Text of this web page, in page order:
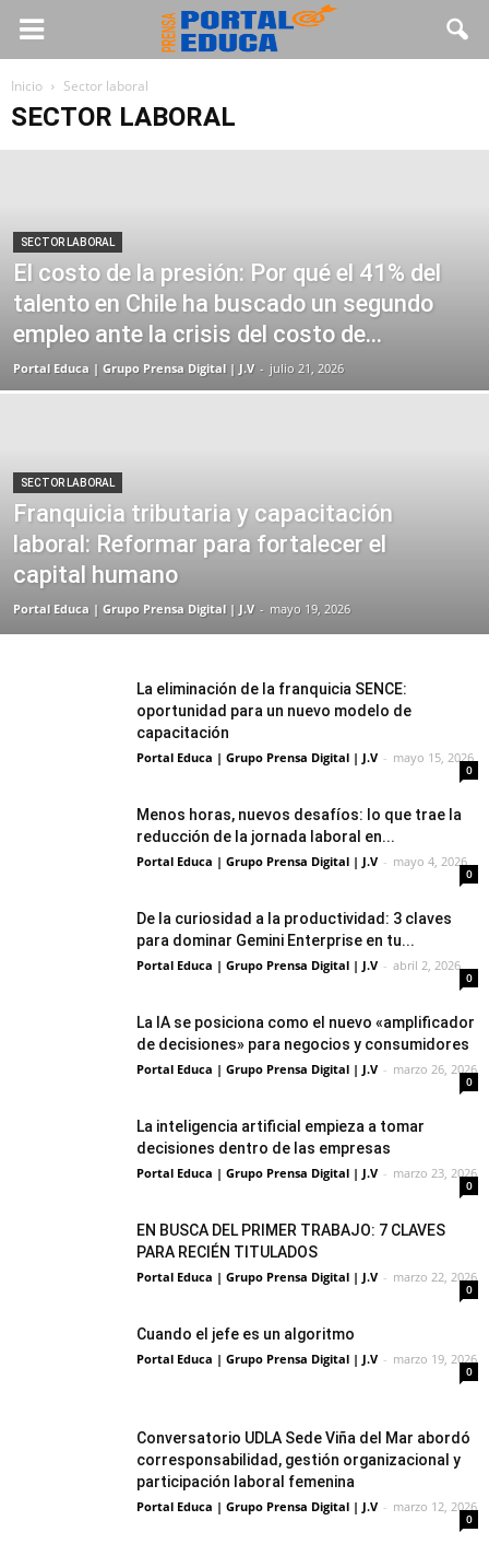
Inicio Sector laboral
SECTOR LABORAL
SECTOR LABORAL
El costo de la presión: Por qué el 41% del
talento en Chile ha buscado un segundo
empleo ante la crisis del costo de...
Portal Educa | Grupo Prensa Digital | J.V - julio 21, 2026
SECTOR LABORAL
Franquicia tributaria y capacitación
laboral: Reformar para fortalecer el
capital humano
Portal Educa | Grupo Prensa Digital | J.V - mayo 19, 2026
La eliminación de la franquicia SENCE:
oportunidad para un nuevo modelo de
capacitación
Portal Educa | Grupo Prensa Digital | J.V - mayo 15, 2026
0
Menos horas, nuevos desafíos: lo que trae la
reducción de la jornada laboral en...
Portal Educa | Grupo Prensa Digital | J.V - mayo 4, 2026
0
De la curiosidad a la productividad: 3 claves
para dominar Gemini Enterprise en tu...
Portal Educa | Grupo Prensa Digital | J.V - abril 2, 2026
0
La IA se posiciona como el nuevo «amplificador
de decisiones» para negocios y consumidores
Portal Educa | Grupo Prensa Digital | J.V - marzo 26, 2026
0
La inteligencia artificial empieza a tomar
decisiones dentro de las empresas
Portal Educa | Grupo Prensa Digital | J.V - marzo 23, 2026
0
EN BUSCA DEL PRIMER TRABAJO: 7 CLAVES
PARA RECIÉN TITULADOS
Portal Educa | Grupo Prensa Digital | J.V - marzo 22, 2026
0
Cuando el jefe es un algoritmo
Portal Educa | Grupo Prensa Digital | J.V - marzo 19, 2026
0
Conversatorio UDLA Sede Viña del Mar abordó
corresponsabilidad, gestión organizacional y
participación laboral femenina
Portal Educa | Grupo Prensa Digital | J.V - marzo 12, 2026
0